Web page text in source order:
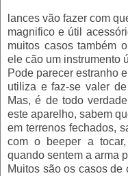
lances vão fazer com
magnifico e útil
muitos casos também
ele cão um instrumento
Pode parecer estranho
utiliza e faz-se valer
Mas, é de todo
este aparelho, sabem
em terrenos fechados,
com o beeper a
quando sentem a arma
Muitos são os casos de